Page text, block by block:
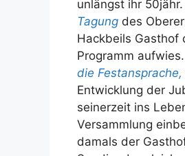
unlängst ihr
Tagung des
Hackbeils Gasthof
Programm
die Festansprache,
Entwicklung der
seinerzeit ins
Versammlung
damals der